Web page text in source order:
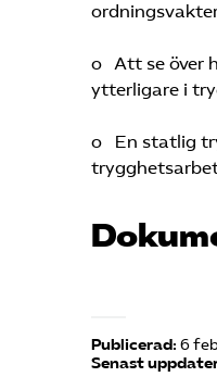
o Att se över
ytterligare i
o En statlig
Publicerad: 6
Senast